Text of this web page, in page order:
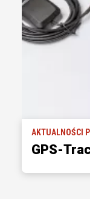
AKTUALNOŚCI
GPS-